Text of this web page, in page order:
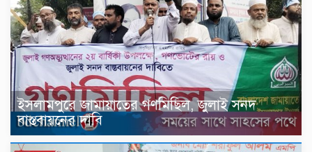
ইসলামপুরে জামায়াতের গণমিছিল, জুলাই সনদ
বাস্তবায়নের দাবি